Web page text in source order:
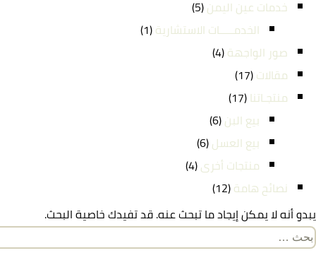
خدمات عين اليمن(5)
الخدمـــــات الاستشارية(1)
صور الواجهة(4)
مقالات(17)
منتجـاتنا (17)
بيع البن(6)
بيع العسل(6)
منتجات أخرى(4)
نصائح هامة(12)
يبدو أنه لا يمكن إيجاد ما تبحث عنه. قد تفيدك خاصية البحث.
البحث